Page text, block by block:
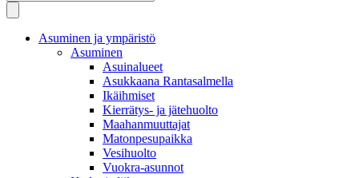
Asuminen ja ympäristö
Asuminen
Asuinalueet
Asukkaana Rantasalmella
Ikäihmiset
Kierrätys- ja jätehuolto
Maahanmuuttajat
Matonpesupaikka
Vesihuolto
Vuokra-asunnot